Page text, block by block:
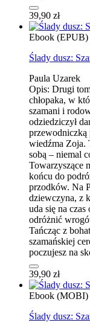
39,90 zł
Ebook (EPUB)
Ślady dusz:
Paula Uzarek
Opis: Drugi
chłopaka, w
szamani i
odziedziczył
przewodniczką
wiedźma Zoja.
sobą – niemal
Towarzyszące
końcu do
przodków. Na
dziewczyna, z
uda się na
odróżnić
Tańcząc z
szamańskiej
poczujesz na
39,90 zł
Ebook (MOBI)
Ślady dusz: